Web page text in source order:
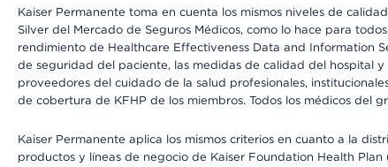
Kaiser Permanente toma en cuenta los mismos niveles de
Silver del Mercado de Seguros Médicos, como lo hace para
rendimiento de Healthcare Effectiveness Data and Information
de seguridad del paciente, las medidas de calidad del hospital
proveedores del cuidado de la salud profesionales,
de cobertura de KFHP de los miembros. Todos los médicos del
Kaiser Permanente aplica los mismos criterios en cuanto a la
productos y líneas de negocio de Kaiser Foundation Health